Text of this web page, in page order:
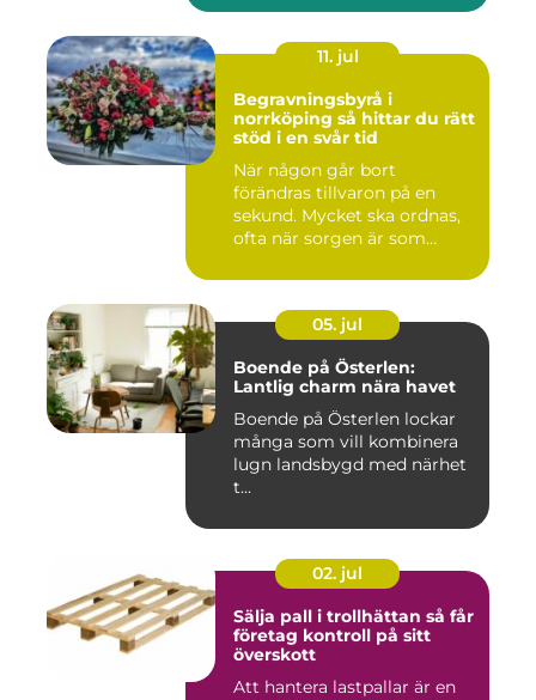
11. jul
Begravningsbyrå i
norrköping så hittar du rätt
stöd i en svår tid
När någon går bort
förändras tillvaron på en
sekund. Mycket ska ordnas,
ofta när sorgen är som
05. jul
Boende på Österlen:
Lantlig charm nära havet
Boende på Österlen lockar
många som vill kombinera
lugn landsbygd med närhet
t...
02. jul
Sälja pall i trollhättan så får
företag kontroll på sitt
överskott
Att hantera lastpallar är en